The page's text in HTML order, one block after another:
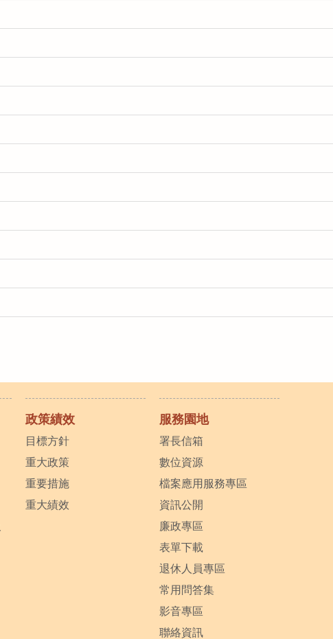
政策績效
目標方針
重大政策
重要措施
重大績效
服務園地
署長信箱
數位資源
檔案應用服務專區
資訊公開
廉政專區
表單下載
退休人員專區
常用問答集
影音專區
聯絡資訊